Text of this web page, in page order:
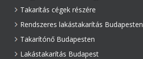
Takarítás cégek részére
Rendszeres lakástakarítás Budapesten
Takarítónő Budapesten
Lakástakarítás Budapest